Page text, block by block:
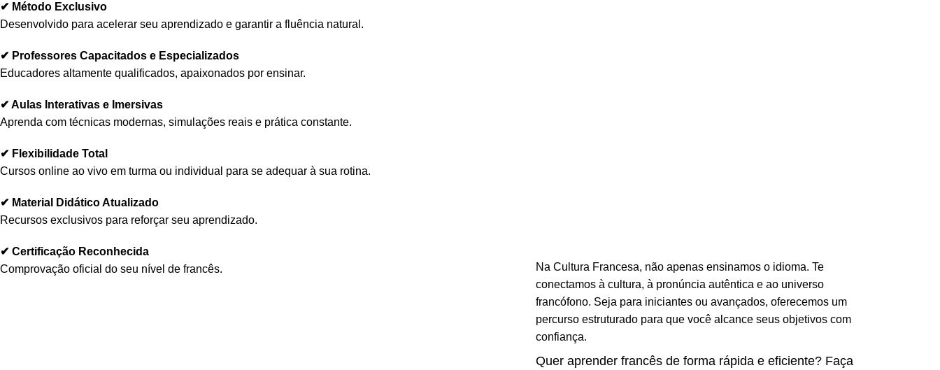
✔ Método Exclusivo
Desenvolvido para acelerar seu aprendizado e garantir a fluência natural.
✔ Professores Capacitados e Especializados
Educadores altamente qualificados, apaixonados por ensinar.
✔ Aulas Interativas e Imersivas
Aprenda com técnicas modernas, simulações reais e prática constante.
✔ Flexibilidade Total
Cursos online ao vivo em turma ou individual para se adequar à sua rotina.
✔ Material Didático Atualizado
Recursos exclusivos para reforçar seu aprendizado.
✔ Certificação Reconhecida
Comprovação oficial do seu nível de francês.
Na Cultura Francesa, não apenas ensinamos o idioma. Te
conectamos à cultura, à pronúncia autêntica e ao universo
francófono. Seja para iniciantes ou avançados, oferecemos um
percurso estruturado para que você alcance seus objetivos com
confiança.
Quer aprender francês de forma rápida e eficiente? Faça